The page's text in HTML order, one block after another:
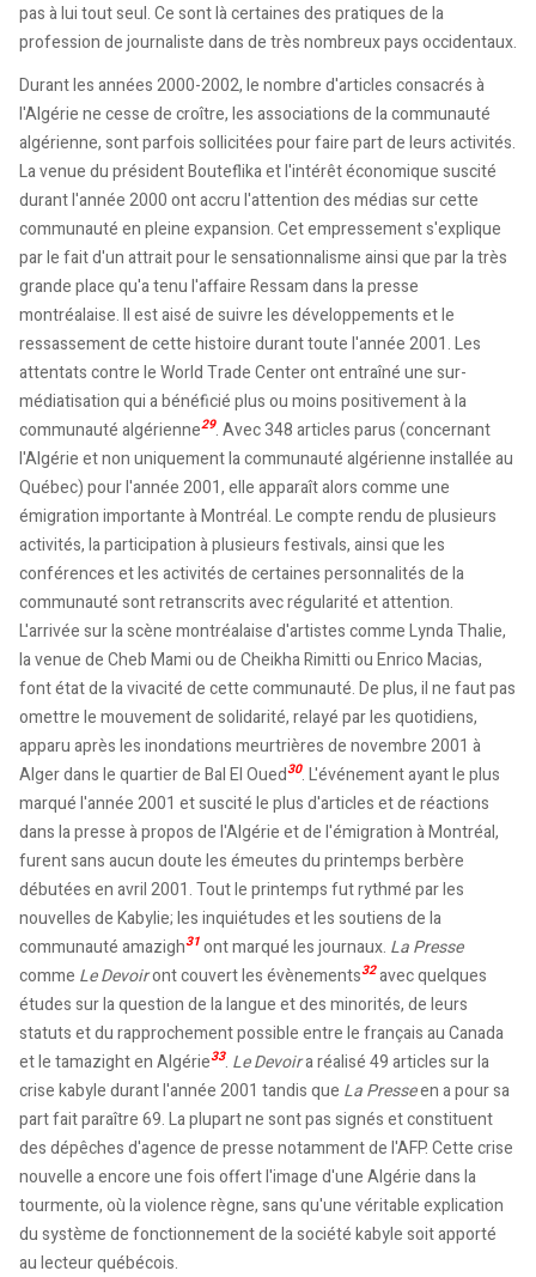
pas à lui tout seul. Ce sont là certaines des pratiques de la
profession de journaliste dans de très nombreux pays occidentaux.
Durant les années 2000-2002, le nombre d'articles consacrés à
l'Algérie ne cesse de croître, les associations de la communauté
algérienne, sont parfois sollicitées pour faire part de leurs activités.
La venue du président Bouteflika et l'intérêt économique suscité
durant l'année 2000 ont accru l'attention des médias sur cette
communauté en pleine expansion. Cet empressement s'explique
par le fait d'un attrait pour le sensationnalisme ainsi que par la très
grande place qu'a tenu l'affaire Ressam dans la presse
montréalaise. Il est aisé de suivre les développements et le
ressassement de cette histoire durant toute l'année 2001. Les
attentats contre le World Trade Center ont entraîné une sur-
médiatisation qui a bénéficié plus ou moins positivement à la
communauté algérienne29. Avec 348 articles parus (concernant
l'Algérie et non uniquement la communauté algérienne installée au
Québec) pour l'année 2001, elle apparaît alors comme une
émigration importante à Montréal. Le compte rendu de plusieurs
activités, la participation à plusieurs festivals, ainsi que les
conférences et les activités de certaines personnalités de la
communauté sont retranscrits avec régularité et attention.
L'arrivée sur la scène montréalaise d'artistes comme Lynda Thalie,
la venue de Cheb Mami ou de Cheikha Rimitti ou Enrico Macias,
font état de la vivacité de cette communauté. De plus, il ne faut pas
omettre le mouvement de solidarité, relayé par les quotidiens,
apparu après les inondations meurtrières de novembre 2001 à
Alger dans le quartier de Bal El Oued30. L'événement ayant le plus
marqué l'année 2001 et suscité le plus d'articles et de réactions
dans la presse à propos de l'Algérie et de l'émigration à Montréal,
furent sans aucun doute les émeutes du printemps berbère
débutées en avril 2001. Tout le printemps fut rythmé par les
nouvelles de Kabylie; les inquiétudes et les soutiens de la
communauté amazigh31 ont marqué les journaux. La Presse
comme Le Devoiront couvert les évènements32avec quelques
études sur la question de la langue et des minorités, de leurs
statuts et du rapprochement possible entre le français au Canada
et le tamazight en Algérie33. Le Devoira réalisé 49 articles sur la
crise kabyle durant l'année 2001 tandis que La Presseen a pour sa
part fait paraître 69. La plupart ne sont pas signés et constituent
des dépêches d'agence de presse notamment de l'AFP. Cette crise
nouvelle a encore une fois offert l'image d'une Algérie dans la
tourmente, où la violence règne, sans qu'une véritable explication
du système de fonctionnement de la société kabyle soit apporté
au lecteur québécois.